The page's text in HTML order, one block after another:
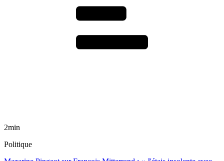
2min
Politique